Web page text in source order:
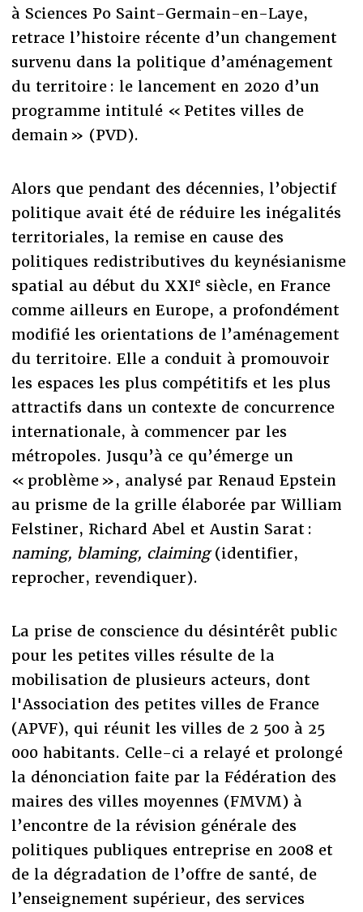
à Sciences Po Saint-Germain-en-Laye,
retrace l’histoire récente d’un changement
survenu dans la politique d’aménagement
du territoire : le lancement en 2020 d’un
programme intitulé « Petites villes de
demain » (PVD).
Alors que pendant des décennies, l’objectif
politique avait été de réduire les inégalités
territoriales, la remise en cause des
politiques redistributives du keynésianisme
spatial au début du XXIe siècle, en France
comme ailleurs en Europe, a profondément
modifié les orientations de l’aménagement
du territoire. Elle a conduit à promouvoir
les espaces les plus compétitifs et les plus
attractifs dans un contexte de concurrence
internationale, à commencer par les
métropoles. Jusqu’à ce qu’émerge un
« problème », analysé par Renaud Epstein
au prisme de la grille élaborée par William
Felstiner, Richard Abel et Austin Sarat :
naming, blaming, claiming(identifier,
reprocher, revendiquer).
La prise de conscience du désintérêt public
pour les petites villes résulte de la
mobilisation de plusieurs acteurs, dont
l'Association des petites villes de France
(APVF), qui réunit les villes de 2 500 à 25
000 habitants. Celle-ci a relayé et prolongé
la dénonciation faite par la Fédération des
maires des villes moyennes (FMVM) à
l’encontre de la révision générale des
politiques publiques entreprise en 2008 et
de la dégradation de l’offre de santé, de
l’enseignement supérieur, des services